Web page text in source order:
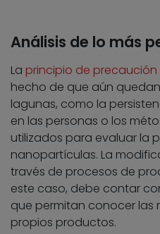
Análisis de lo más
La principio de precaución
hecho de que aún
lagunas, como la
en las personas o los
utilizados para evaluar la
nanopartículas. La
través de procesos de
este caso, debe contar
que permitan conocer las
propios productos.